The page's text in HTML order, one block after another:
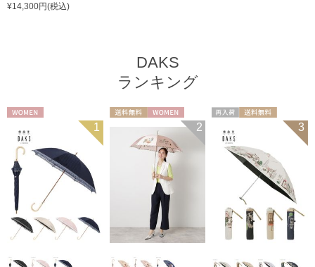
¥14,300円(税込)
DAKS
ランキング
1 2
ギフト向け
3